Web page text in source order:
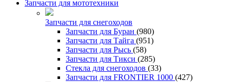
Запчасти для мототехники
Запчасти для снегоходов
Запчасти для Буран (980)
Запчасти для Тайга (951)
Запчасти для Рысь (58)
Запчасти для Тикси (285)
Стекла для снегоходов (33)
Запчасти для FRONTIER 1000 (427)